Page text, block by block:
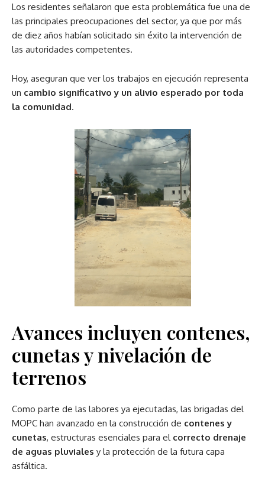
Los residentes señalaron que esta problemática fue una de
las principales preocupaciones del sector, ya que por más
de diez años habían solicitado sin éxito la intervención de
las autoridades competentes.
Hoy, aseguran que ver los trabajos en ejecución representa
un cambio significativo y un alivio esperado por toda
la comunidad.
Avances incluyen contenes,
cunetas y nivelación de
terrenos
Como parte de las labores ya ejecutadas, las brigadas del
MOPC han avanzado en la construcción de contenes y
cunetas, estructuras esenciales para el correcto drenaje
de aguas pluviales y la protección de la futura capa
asfáltica.